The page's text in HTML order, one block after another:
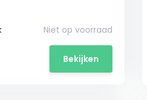
Niet op voorraad
Bekijken